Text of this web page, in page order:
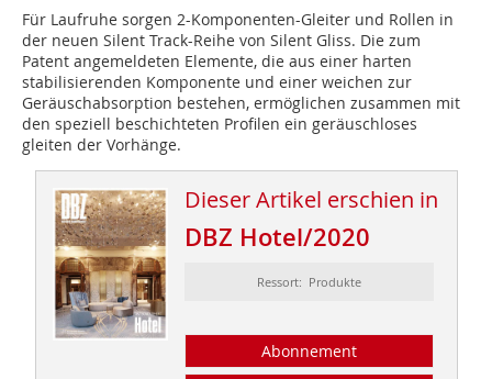
Für Laufruhe sorgen 2-Komponenten-Gleiter und Rollen in
der neuen Silent Track-Reihe von Silent Gliss. Die zum
Patent angemeldeten Elemente, die aus einer harten
stabilisierenden Komponente und einer weichen zur
Geräuschabsorption bestehen, ermöglichen zusammen mit
den speziell beschichteten Profilen ein geräuschloses
gleiten der Vorhänge.
Dieser Artikel erschien in
DBZ Hotel/2020
Ressort: Produkte
Abonnement